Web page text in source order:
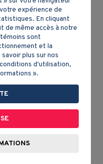
comme sur les
, avant de
dans les plaines.
dur. Le climat est
très chaudes en
ce qu'on appelle
de culture est
il y a un problème
sont faibles, c'est-à-
pas beaucoup de
expérience de
En cliquant
de même accès à notre
sont
et la
plus sur nos
d'utilisation,
».